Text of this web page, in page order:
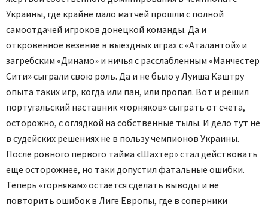
Украины, где крайне мало матчей прошли с полной
самоотдачей игроков донецкой команды. Да и
откровенное везение в выездных играх с «Аталантой» и
загребским «Динамо» и ничья с расслабленным «Манчестер
Сити» сыграли свою роль. Да и не было у Луиша Каштру
опыта таких игр, когда или пан, или пропал. Вот и решил
португальский наставник «горняков» сыграть от счета,
осторожно, с оглядкой на собственные тылы. И дело тут не
в судейских решениях не в пользу чемпионов Украины.
После ровного первого тайма «Шахтер» стал действовать
еще осторожнее, но таки допустил фатальные ошибки.
Теперь «горнякам» остается сделать выводы и не
повторить ошибок в Лиге Европы, где в соперники